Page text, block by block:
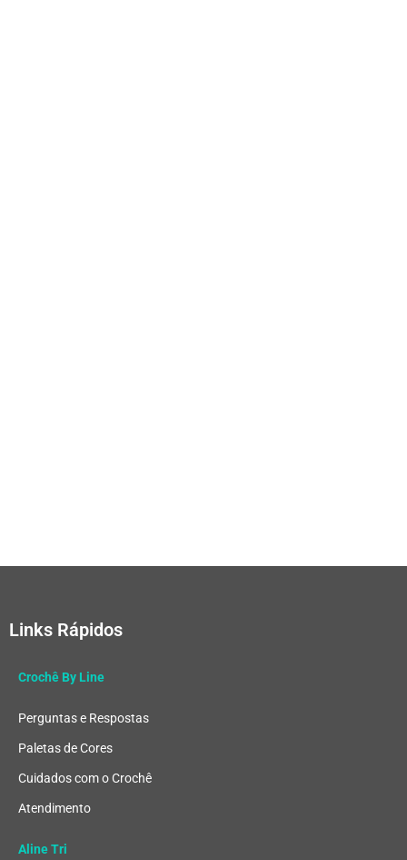
Links Rápidos
Crochê By Line
Perguntas e Respostas
Paletas de Cores
Cuidados com o Crochê
Atendimento
Aline Tri